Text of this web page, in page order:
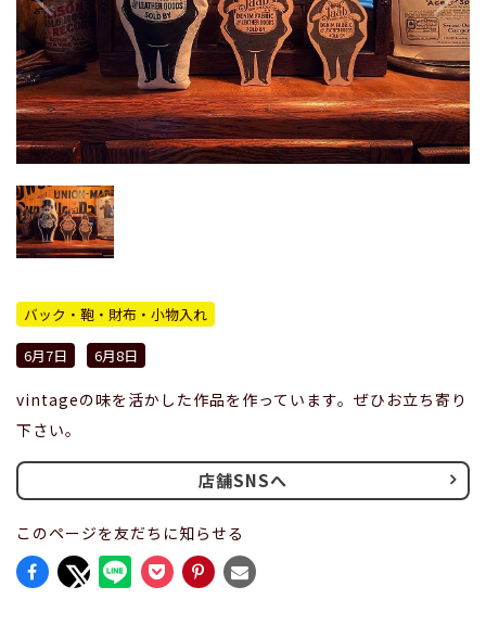
バック・鞄・財布・小物入れ
6月7日
6月8日
vintageの味を活かした作品を作っています。ぜひお立ち寄り
下さい。
店舗SNSへ
このページを友だちに知らせる